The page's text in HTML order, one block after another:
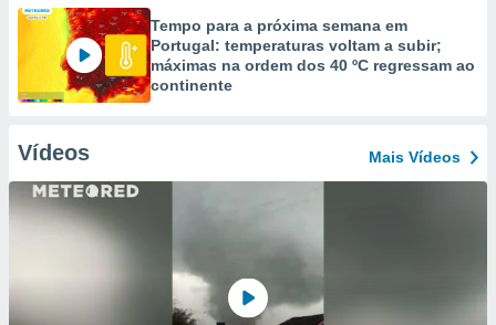
Tempo para a próxima semana em
Portugal: temperaturas voltam a subir;
máximas na ordem dos 40 ºC regressam ao
continente
Vídeos Mais Vídeos